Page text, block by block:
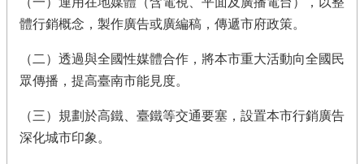
體行銷概念，製作廣告或廣編稿，傳遞市府政策。
（二）透過與全國性媒體合作，將本市重大活動向全國民
眾傳播，提高臺南市能見度。
（三）規劃於高鐵、臺鐵等交通要塞，設置本市行銷廣告
深化城市印象。